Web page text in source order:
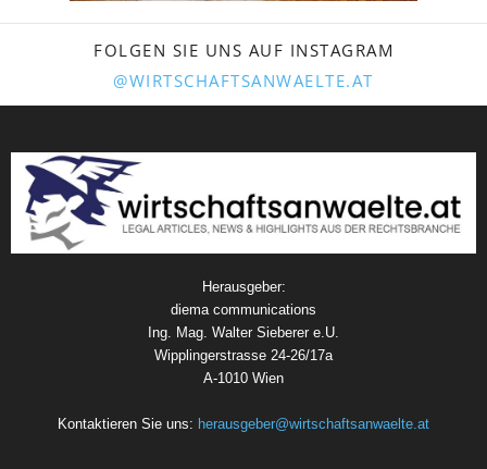
FOLGEN SIE UNS AUF INSTAGRAM
@WIRTSCHAFTSANWAELTE.AT
Herausgeber:
diema communications
Ing. Mag. Walter Sieberer e.U.
Wipplingerstrasse 24-26/17a
A-1010 Wien
Kontaktieren Sie uns: herausgeber@wirtschaftsanwaelte.at